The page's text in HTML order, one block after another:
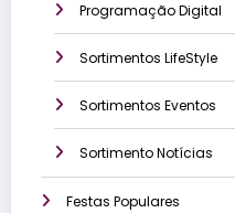
Programação Digital
Sortimentos LifeStyle
Sortimentos Eventos
Sortimento Notícias
Festas Populares